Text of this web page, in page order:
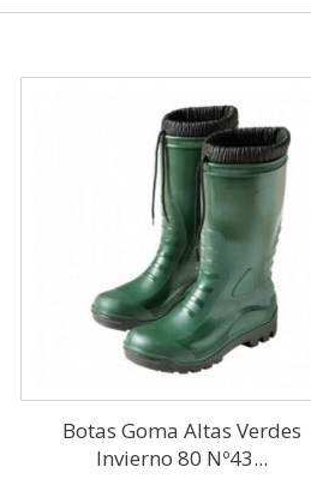
Botas Goma Altas Verdes
Invierno 80 Nº43...